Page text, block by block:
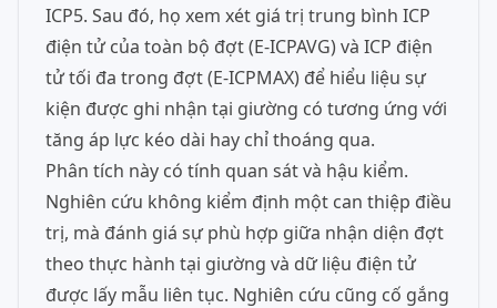
ICP5. Sau đó, họ xem xét giá trị trung bình ICP
điện tử của toàn bộ đợt (E-ICPAVG) và ICP điện
tử tối đa trong đợt (E-ICPMAX) để hiểu liệu sự
kiện được ghi nhận tại giường có tương ứng với
tăng áp lực kéo dài hay chỉ thoáng qua.
Phân tích này có tính quan sát và hậu kiểm.
Nghiên cứu không kiểm định một can thiệp điều
trị, mà đánh giá sự phù hợp giữa nhận diện đợt
theo thực hành tại giường và dữ liệu điện tử
được lấy mẫu liên tục. Nghiên cứu cũng cố gắng